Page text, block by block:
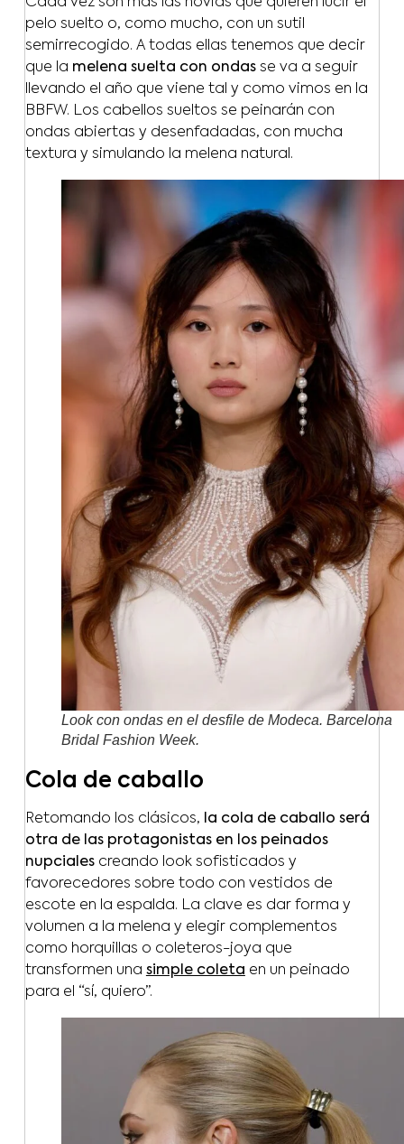
pelo suelto o, como mucho, con un sutil
semirrecogido. A todas ellas tenemos que decir
que la melena suelta con ondasse va a seguir
llevando el año que viene tal y como vimos en la
BBFW. Los cabellos sueltos se peinarán con
ondas abiertas y desenfadadas, con mucha
textura y simulando la melena natural.
Look con ondas en el desfile de Modeca. Barcelona
Bridal Fashion Week.
Cola de caballo
Retomando los clásicos, la cola de caballo será
otra de las protagonistas en los peinados
nupcialescreando look sofisticados y
favorecedores sobre todo con vestidos de
escote en la espalda. La clave es dar forma y
volumen a la melena y elegir complementos
como horquillas o coleteros-joya que
transformen una simple coleta en un peinado
para el “sí, quiero”.